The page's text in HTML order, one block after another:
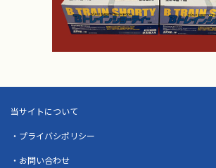
当サイトについて
・プライバシポリシー
・お問い合わせ